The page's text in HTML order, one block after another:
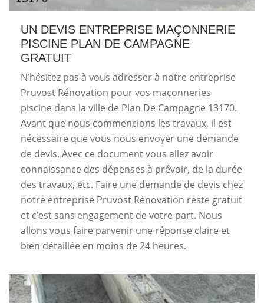
UN DEVIS ENTREPRISE MAÇONNERIE
PISCINE PLAN DE CAMPAGNE
GRATUIT
N’hésitez pas à vous adresser à notre entreprise
Pruvost Rénovation pour vos maçonneries
piscine dans la ville de Plan De Campagne 13170.
Avant que nous commencions les travaux, il est
nécessaire que vous nous envoyer une demande
de devis. Avec ce document vous allez avoir
connaissance des dépenses à prévoir, de la durée
des travaux, etc. Faire une demande de devis chez
notre entreprise Pruvost Rénovation reste gratuit
et c’est sans engagement de votre part. Nous
allons vous faire parvenir une réponse claire et
bien détaillée en moins de 24 heures.